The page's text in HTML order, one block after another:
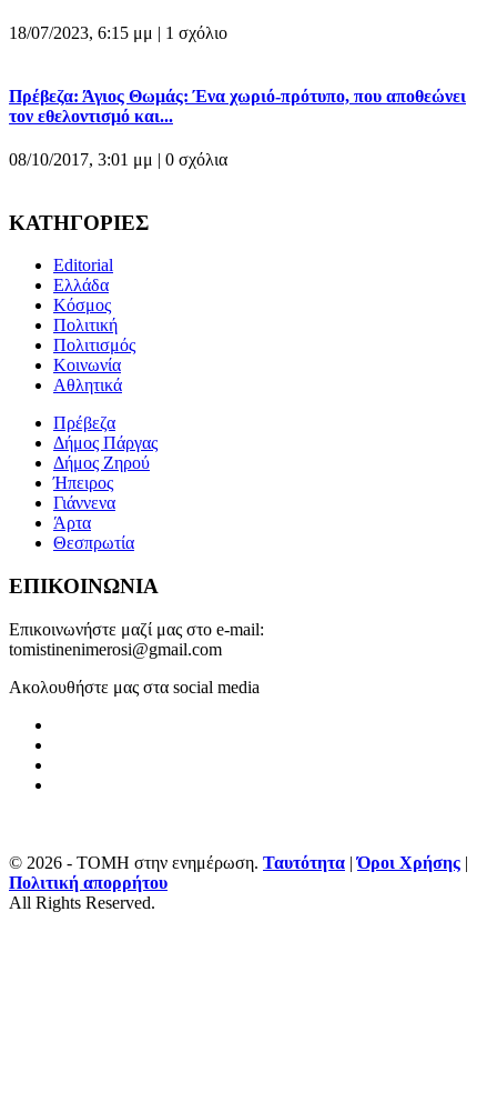
18/07/2023, 6:15 μμ | 1 σχόλιο
Πρέβεζα: Άγιος Θωμάς: Ένα χωριό-πρότυπο, που αποθεώνει
τον εθελοντισμό και...
08/10/2017, 3:01 μμ | 0 σχόλια
ΚΑΤΗΓΟΡΙΕΣ
Editorial
Ελλάδα
Κόσμος
Πολιτική
Πολιτισμός
Κοινωνία
Αθλητικά
Πρέβεζα
Δήμος Πάργας
Δήμος Ζηρού
Ήπειρος
Γιάννενα
Άρτα
Θεσπρωτία
ΕΠΙΚΟΙΝΩΝΙΑ
Επικοινωνήστε μαζί μας στο e-mail:
tomistinenimerosi@gmail.com
Ακολουθήστε μας στα social media
© 2026 - ΤΟΜΗ στην ενημέρωση. Ταυτότητα |Όροι Χρήσης |
Πολιτική απορρήτου
All Rights Reserved.